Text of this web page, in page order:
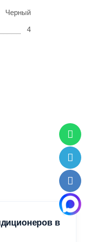
Черный
4
в